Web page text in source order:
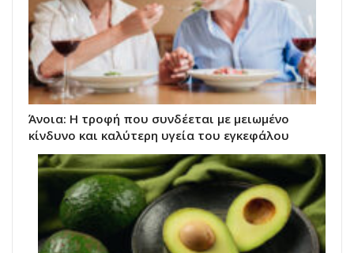
Άνοια: Η τροφή που συνδέεται με μειωμένο
κίνδυνο και καλύτερη υγεία του εγκεφάλου